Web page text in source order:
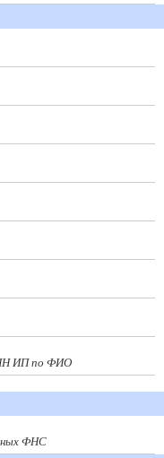
ИП по ФИО
ФНС